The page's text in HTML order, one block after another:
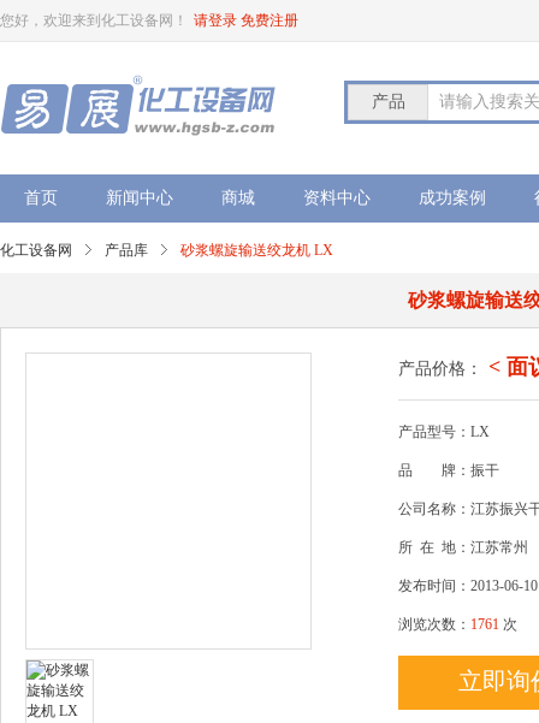
您好，欢迎来到化工设备网！ 请登录 免费注册
产品 请输入搜索
首页 新闻中心 商城 资料中心 成功案例
化工设备网 产品库 砂浆螺旋输送绞龙机 LX
砂浆螺旋输送
产品价格： < 面
产品型号：LX
品 牌：振干
公司名称：江苏振兴
所 在 地：江苏常州
发布时间：2013-06-10
浏览次数： 1761 次
立即询